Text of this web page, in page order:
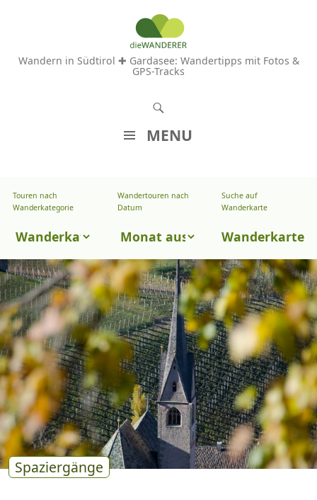
Wandern in Südtirol ✚ Gardasee: Wandertipps mit Fotos &
GPS-Tracks
MENU
M
A
L
T
S
P
R
G
E
N
Touren nach
Wanderkategorie
Touren
Wanderkategorie
Wandertouren nach
Datum
Wandertouren
Datum
Suche auf
Wanderkarte
Wanderkarte
Spaziergänge